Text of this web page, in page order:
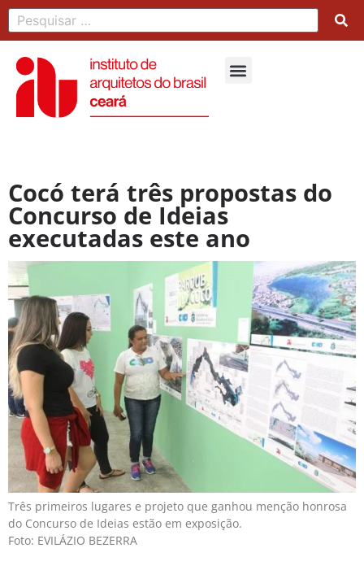
Cocó terá três propostas do
Concurso de Ideias
executadas este ano
Três primeiros lugares e projeto que ganhou menção honrosa
do Concurso de Ideias estão em exposição.
Foto: EVILÁZIO BEZERRA